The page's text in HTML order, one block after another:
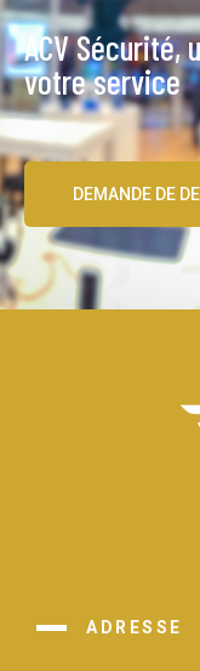
ACV Sécurité,
votre service
DEMANDE DE
ADRESSE